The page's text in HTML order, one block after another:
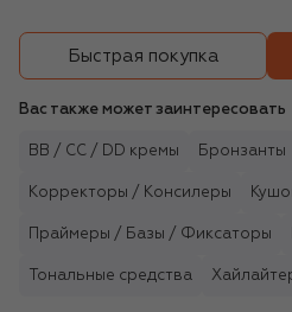
Быстрая покупка
Вас также может заинтересовать
BB / CC / DD кремы Бронзанты
Корректоры / Консилеры
Праймеры / Базы / Фиксаторы
Тональные средства